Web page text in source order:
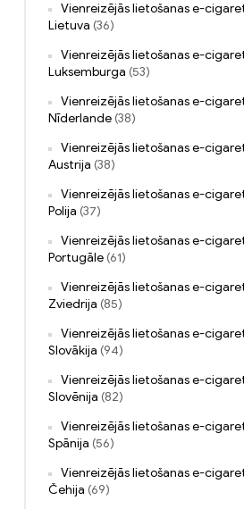
Vienreizējās lietošanas e-
Lietuva (36)
Vienreizējās lietošanas e-
Luksemburga (53)
Vienreizējās lietošanas e-
Nīderlande (38)
Vienreizējās lietošanas e-
Austrija (38)
Vienreizējās lietošanas e-
Polija (37)
Vienreizējās lietošanas e-
Portugāle (61)
Vienreizējās lietošanas e-
Zviedrija (85)
Vienreizējās lietošanas e-
Slovākija (94)
Vienreizējās lietošanas e-
Slovēnija (82)
Vienreizējās lietošanas e-
Spānija (56)
Vienreizējās lietošanas e-
Čehija (69)